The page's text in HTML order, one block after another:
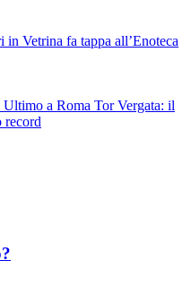
Vetrina fa tappa all’Enoteca
a Roma Tor Vergata: il
record